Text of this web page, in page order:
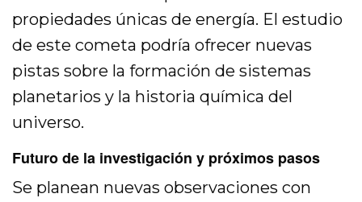
propiedades únicas de energía. El estudio
de este cometa podría ofrecer nuevas
pistas sobre la formación de sistemas
planetarios y la historia química del
universo.
Futuro de la investigación y próximos pasos
Se planean nuevas observaciones con